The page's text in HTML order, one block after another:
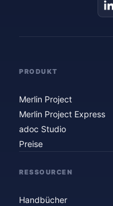
PRODUKT
Merlin Project
Merlin Project Express
adoc Studio
Preise
RESSOURCEN
Handbücher